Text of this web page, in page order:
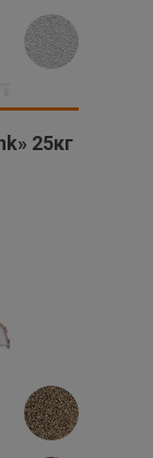
25кг